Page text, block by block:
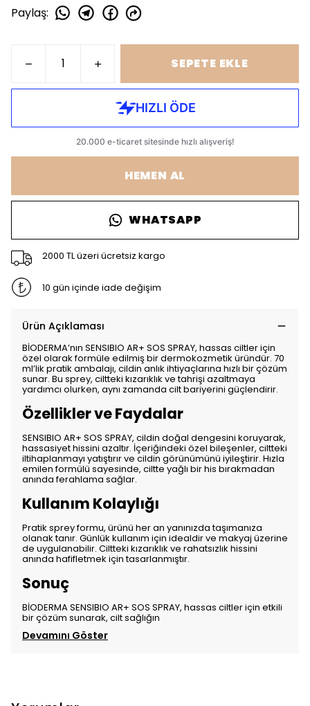
Paylaş:
SEPETE EKLE
HEMEN AL
WHATSAPP
2000 TL üzeri ücretsiz kargo
10 gün içinde iade değişim
Ürün Açıklaması
BİODERMA’nın SENSIBIO AR+ SOS SPRAY, hassas ciltler için
özel olarak formüle edilmiş bir dermokozmetik üründür. 70
ml’lik pratik ambalajı, cildin anlık ihtiyaçlarına hızlı bir çözüm
sunar. Bu sprey, ciltteki kızarıklık ve tahrişi azaltmaya
yardımcı olurken, aynı zamanda cilt bariyerini güçlendirir.
Özellikler ve Faydalar
SENSIBIO AR+ SOS SPRAY, cildin doğal dengesini koruyarak,
hassasiyet hissini azaltır. İçeriğindeki özel bileşenler, ciltteki
iltihaplanmayı yatıştırır ve cildin görünümünü iyileştirir. Hızla
emilen formülü sayesinde, ciltte yağlı bir his bırakmadan
anında ferahlama sağlar.
Kullanım Kolaylığı
Pratik sprey formu, ürünü her an yanınızda taşımanıza
olanak tanır. Günlük kullanım için idealdir ve makyaj üzerine
de uygulanabilir. Ciltteki kızarıklık ve rahatsızlık hissini
anında hafifletmek için tasarlanmıştır.
Sonuç
BİODERMA SENSIBIO AR+ SOS SPRAY, hassas ciltler için etkili
bir çözüm sunarak, cilt sağlığın
Devamını Göster